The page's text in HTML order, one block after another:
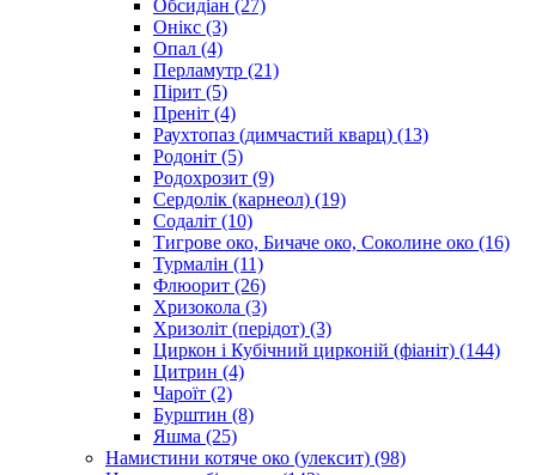
Обсидіан (27)
Онікс (3)
Опал (4)
Перламутр (21)
Пірит (5)
Преніт (4)
Раухтопаз (димчастий кварц) (13)
Родоніт (5)
Родохрозит (9)
Сердолік (карнеол) (19)
Содаліт (10)
Тигрове око, Бичаче око, Соколине око (16)
Турмалін (11)
Флюорит (26)
Хризокола (3)
Хризоліт (перідот) (3)
Циркон і Кубічний цирконій (фіаніт) (144)
Цитрин (4)
Чароїт (2)
Бурштин (8)
Яшма (25)
Намистини котяче око (улексит) (98)